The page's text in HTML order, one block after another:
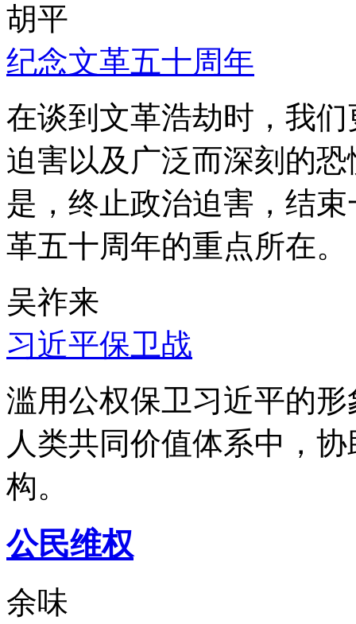
胡平
纪念文革五十周年
在谈到文革浩劫时，我
迫害以及广泛而深刻的
是，终止政治迫害，结
革五十周年的重点所在。
吴祚来
习近平保卫战
滥用公权保卫习近平的
人类共同价值体系中，
构。
公民维权
余味